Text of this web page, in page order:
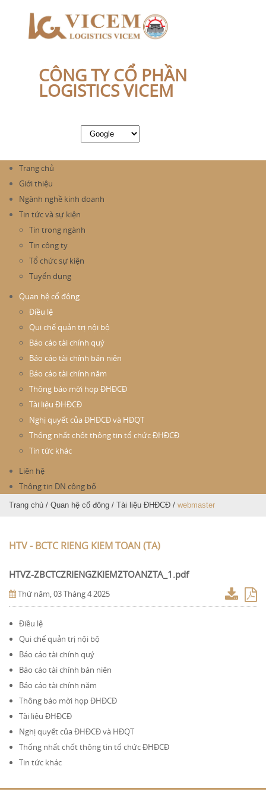
CÔNG TY CỔ PHẦN
LOGISTICS VICEM
Trang chủ
Giới thiệu
Ngành nghề kinh doanh
Tin tức và sự kiện
Tin trong ngành
Tin công ty
Tổ chức sự kiện
Tuyển dụng
Quan hệ cổ đông
Điều lệ
Qui chế quản trị nội bộ
Báo cáo tài chính quý
Báo cáo tài chính bán niên
Báo cáo tài chính năm
Thông báo mời họp ĐHĐCĐ
Tài liệu ĐHĐCĐ
Nghị quyết của ĐHĐCĐ và HĐQT
Thống nhất chốt thông tin tổ chức ĐHĐCĐ
Tin tức khác
Liên hệ
Thông tin DN công bố
Trang chủ / Quan hệ cổ đông / Tài liệu ĐHĐCĐ / webmaster
HTV - BCTC RIENG KIEM TOAN (TA)
HTVZ-ZBCTCZRIENGZKIEMZTOANZTA_1.pdf
Thứ năm, 03 Tháng 4 2025
Điều lệ
Qui chế quản trị nội bộ
Báo cáo tài chính quý
Báo cáo tài chính bán niên
Báo cáo tài chính năm
Thông báo mời họp ĐHĐCĐ
Tài liệu ĐHĐCĐ
Nghị quyết của ĐHĐCĐ và HĐQT
Thống nhất chốt thông tin tổ chức ĐHĐCĐ
Tin tức khác